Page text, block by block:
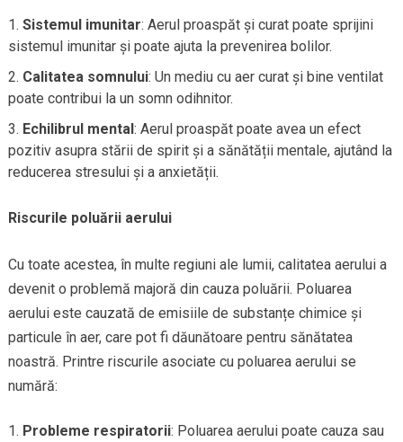
Sistemul imunitar: Aerul proaspăt și curat poate sprijini
sistemul imunitar și poate ajuta la prevenirea bolilor.
Calitatea somnului: Un mediu cu aer curat și bine ventilat
poate contribui la un somn odihnitor.
Echilibrul mental: Aerul proaspăt poate avea un efect
pozitiv asupra stării de spirit și a sănătății mentale, ajutând la
reducerea stresului și a anxietății.
Riscurile poluării aerului
Cu toate acestea, în multe regiuni ale lumii, calitatea aerului a
devenit o problemă majoră din cauza poluării. Poluarea
aerului este cauzată de emisiile de substanțe chimice și
particule în aer, care pot fi dăunătoare pentru sănătatea
noastră. Printre riscurile asociate cu poluarea aerului se
numără:
Probleme respiratorii: Poluarea aerului poate cauza sau